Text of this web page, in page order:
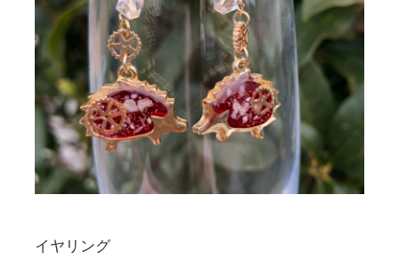
イヤリング